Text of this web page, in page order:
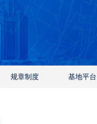
规章制度 基地平台